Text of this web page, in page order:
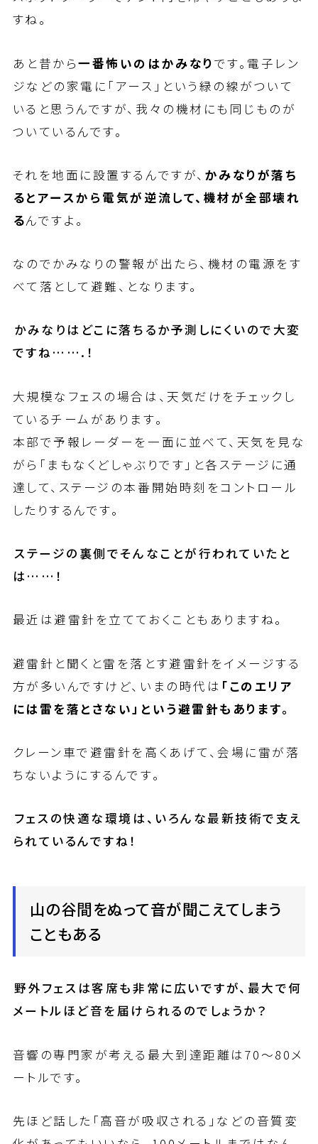
すね。
あと昔から一番怖いのはかみなりです。電子レン
ジなどの家電に「アース」という緑の線がついて
いると思うんですが、我々の機材にも同じものが
ついているんです。
それを地面に設置するんですが、 かみなりが落ち
るとアースから電気が逆流して、機材が全部壊れ
るんですよ。
なのでかみなりの警報が出たら、機材の電源をす
べて落として避難、となります。
――かみなりはどこに落ちるか予測しにくいので大変
ですね…….！
大規模なフェスの場合は、天気だけをチェックし
ているチームがあります。
本部で予報レーダーを一面に並べて、天気を見な
がら「まもなくどしゃぶりです」と各ステージに通
達して、ステージの本番開始時刻をコントロール
したりするんです。
――ステージの裏側でそんなことが行われていたと
は……！
最近は避雷針を立てておくこともありますね。
避雷針と聞くと雷を落とす避雷針をイメージする
方が多いんですけど、いまの時代は 「このエリア
には雷を落とさない」という避雷針もあります。
クレーン車で避雷針を高くあげて、会場に雷が落
ちないようにするんです。
――フェスの快適な環境は、いろんな最新技術で支え
られているんですね！
山の谷間をぬって音が聞こえてしまう
こともある
――野外フェスは客席も非常に広いですが、最大で何
メートルほど音を届けられるのでしょうか？
音響の専門家が考える最大到達距離は70〜80メ
ートルです。
先ほど話した「高音が吸収される」などの音質変